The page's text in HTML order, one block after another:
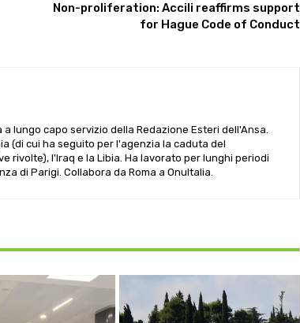
Non-proliferation: Accili reaffirms support
for Hague Code of Conduct
a lungo capo servizio della Redazione Esteri dell'Ansa.
(di cui ha seguito per l'agenzia la caduta del
rivolte), l'Iraq e la Libia. Ha lavorato per lunghi periodi
di Parigi. Collabora da Roma a OnuItalia.